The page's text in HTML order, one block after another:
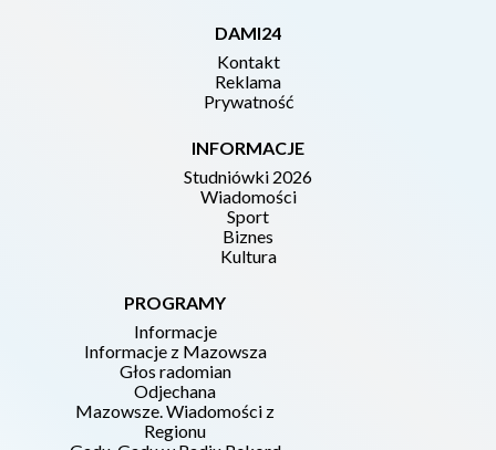
DAMI24
Kontakt
Reklama
Prywatność
INFORMACJE
Studniówki 2026
Wiadomości
Sport
Biznes
Kultura
PROGRAMY
Informacje
Informacje z Mazowsza
Głos radomian
Odjechana
Mazowsze. Wiadomości z
Regionu